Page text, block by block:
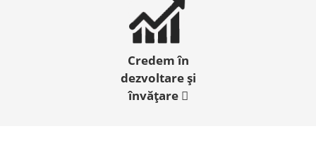
Credem în
dezvoltare și
învățare